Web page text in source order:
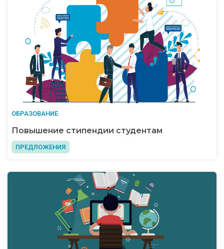
ОБРАЗОВАНИЕ
Повышение стипендии студентам
ПРЕДЛОЖЕНИЯ